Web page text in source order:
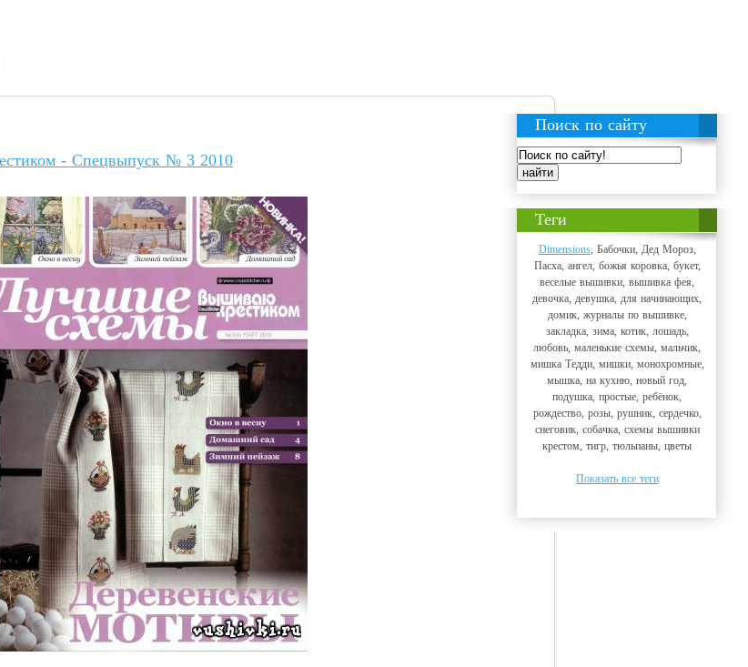
- Спецвыпуск № 3 2010
Поиск по сайту
Теги
Dimensions, Бабочки, Дед Мороз,
Пасха, ангел, божья коровка, букет,
веселые вышивки, вышивка фея,
девочка, девушка, для начинающих,
домик, журналы по вышивке,
закладка, зима, котик, лошадь,
любовь, маленькие схемы, мальчик,
мишка Тедди, мишки, монохромные,
мышка, на кухню, новый год,
подушка, простые, ребёнок,
рождество, розы, рушник, сердечко,
снеговик, собачка, схемы вышивки
крестом, тигр, тюльпаны, цветы
Показать все теги